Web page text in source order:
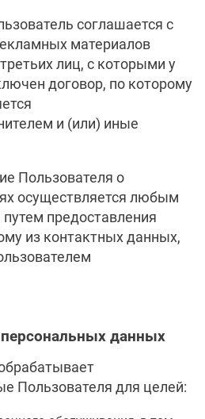
соглашается с
материалов
лиц, с которыми у
договор, по которому
и (или) иные
Пользователя о
осуществляется любым
предоставления
из контактных данных,
данных
Пользователя для целей: